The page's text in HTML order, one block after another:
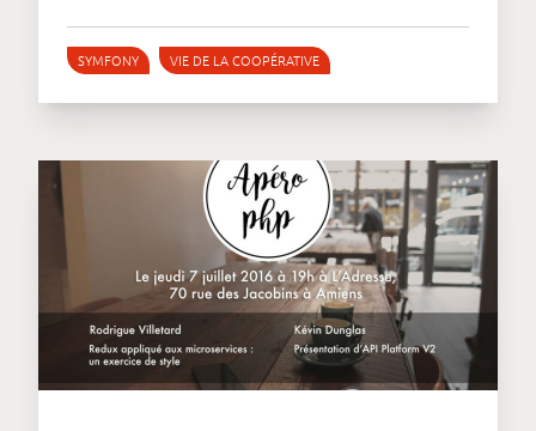
SYMFONY VIE DE LA COOPÉRATIVE